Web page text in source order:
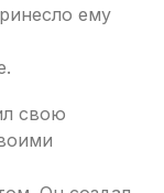
ему
свою